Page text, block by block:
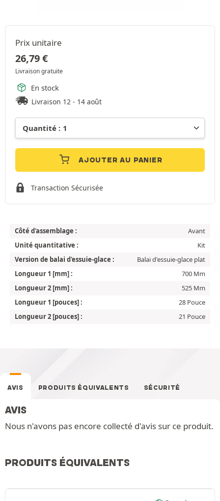
Prix unitaire
26,79€
Livraison gratuite
En stock
Livraison 12 - 14 août
AJOUTER AU PANIER
Transaction Sécurisée
Côté d'assemblage :
Avant
Unité quantitative :
Kit
Version de balai d'essuie-glace :
Balai d'essuie-glace plat
Longueur 1 [mm] :
700 Mm
Longueur 2 [mm] :
525 Mm
Longueur 1 [pouces] :
28 Pouce
Longueur 2 [pouces] :
21 Pouce
AVIS PRODUITS ÉQUIVALENTS SÉCURITÉ
AVIS
Nous n'avons pas encore collecté d'avis sur ce produit.
PRODUITS ÉQUIVALENTS